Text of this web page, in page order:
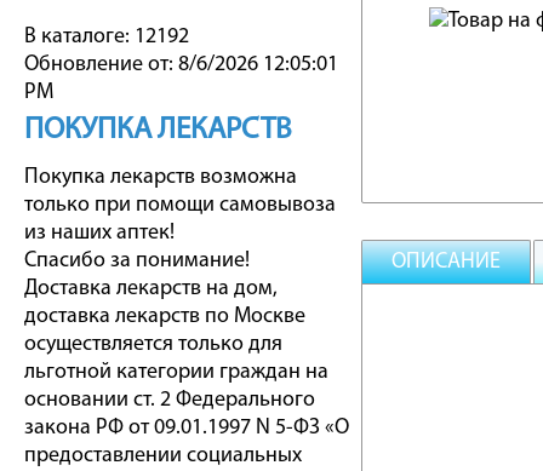
В каталоге: 12192
Обновление от: 8/6/2026 12:05:01
PM
ПОКУПКА ЛЕКАРСТВ
Покупка лекарств возможна
только при помощи самовывоза
из наших аптек!
Спасибо за понимание!
Доставка лекарств на дом,
доставка лекарств по Москве
осуществляется только для
льготной категории граждан на
основании ст. 2 Федерального
закона РФ от 09.01.1997 N 5-ФЗ «О
предоставлении социальных
ОПИСАНИЕ